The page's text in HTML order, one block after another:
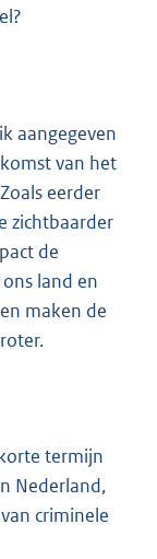
aangegeven
van het
eerder
zichtbaarder
de
land en
maken de
termijn
Nederland,
criminele